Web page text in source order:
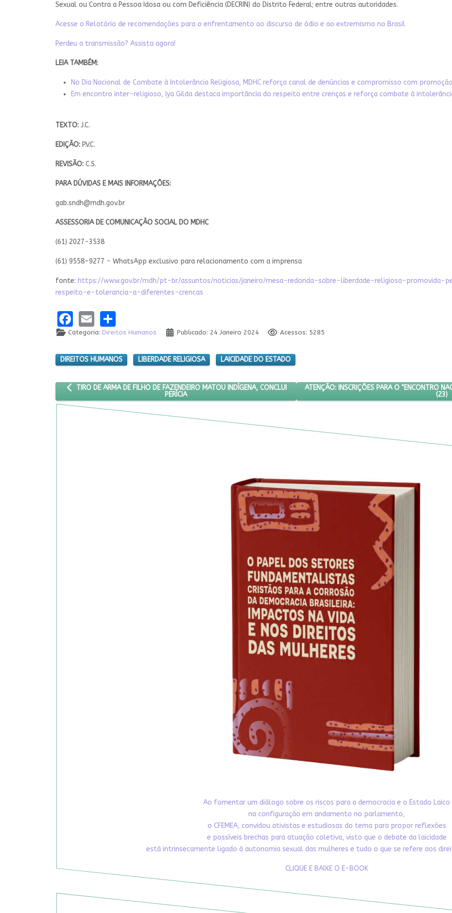
Sexual ou Contra a Pessoa Idosa ou com Deficiência (DECRIN) do Distrito Federal; entre outras autoridades.
Acesse o Relatório de recomendações para o enfrentamento ao discurso de ódio e ao extremismo no Brasil
Perdeu a transmissão? Assista agora!
LEIA TAMBÉM:
No Dia Nacional de Combate à Intolerância Religiosa, MDHC reforça canal de denúncias e compromisso com
Em encontro inter-religioso, Iya Gilda destaca importância do respeito entre crenças e reforça combate à
TEXTO: J.C.
EDIÇÃO: P.V.C.
REVISÃO: C.S.
PARA DÚVIDAS E MAIS INFORMAÇÕES:
gab.sndh@mdh.gov.br
ASSESSORIA DE COMUNICAÇÃO SOCIAL DO MDHC
(61) 2027-3538
(61) 9558-9277 - WhatsApp exclusivo para relacionamento com a imprensa
fonte: https://www.gov.br/mdh/pt-br/assuntos/noticias/janeiro/mesa-redonda-sobre-liberdade-religiosa-
respeito-e-tolerancia-a-diferentes-crencas
Facebook
Email
Categoria: Direitos Humanos Publicado: 24 Janeiro 2024 Acessos: 5285
DIREITOS HUMANOS LIBERDADE RELIGIOSA LAICIDADE DO ESTADO
ARTIGO ANTERIOR: TIRO DE ARMA DE FILHO DE FAZENDEIRO MATOU INDÍGENA, CONCLUI PERÍCIA
TIRO DE ARMA DE FILHO DE FAZENDEIRO MATOU INDÍGENA, CONCLUI
PERÍCIA
PRÓXIMO ARTIGO: ATENÇÃO: INSCRIÇÕES
ATENÇÃO: INSCRIÇÕES PARA O "ENCONTRO
(23)
Ao fomentar um diálogo sobre os riscos para a democracia e o Estado Laico
na configuração em andamento no parlamento,
o CFEMEA, convidou ativistas e estudiosas do tema para propor reflexões
e possíveis brechas para atuação coletiva, visto que o debate da laicidade
está intrinsecamente ligado à autonomia sexual das mulheres e tudo o que se refere aos
CLIQUE E BAIXE O E-BOOK